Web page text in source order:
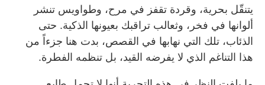
يتنقّل بحرية، وقردة تقفز في مرح، وطواويس تنشر
ألوانها في فخر، وثعالب تراقبك بعيونها الذكية. حتى
الذئاب، تلك التي نهابها في القصص، بدت هنا جزءاً من
هذا التناغم الذي لا يفرضه القيد، بل تنظمه الفطرة.